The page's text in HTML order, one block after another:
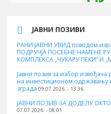
ЈАВНИ ПОЗИВИ
РАНИ ЈАВНИ УВИД поводом
ПОДРУЧЈА ПОСЕБНЕ НАМЕНЕ
КОМПЛЕКСА „ЧУКАРУ ПЕКИ” И
Јавни позив за избор извођача
на инвестиционом одржавању
зграда 09.07.2026. - 13:36
ЈАВНИ ПОЗИВ ЗА ДОДЕЛУ
07.07.2026. - 08:01